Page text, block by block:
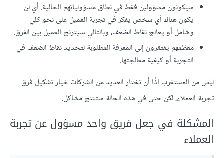
سيكونون مسؤولين فقط في نطاق مسؤولياتهم الحالية. أي لن
يكون هناك أي شخص يفكر في تجربة العميل على نحو كلي
وشامل أو يعالج نقاط الضعف، وبالتالي سيترنح العميل بين الفرق.
معظمهم يفتقرون إلى المعرفة المطلوبة لتحديد نقاط الضعف في
التجربة أو كيفية معالجتها.
ليس من المستغرب إذًا أن تختار العديد من الشركات خيار تشكيل فرق
تجربة العملاء، لكن حتى في هذه الحالة ستنتج مشاكل.
المشكلة في جعل فريق واحد مسؤول عن تجربة
العملاء